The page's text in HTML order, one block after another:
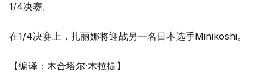
1/4决赛。
在1/4决赛上，扎丽娜将迎战另一名日本选手Minikoshi。
【编译：木合塔尔·木拉提】